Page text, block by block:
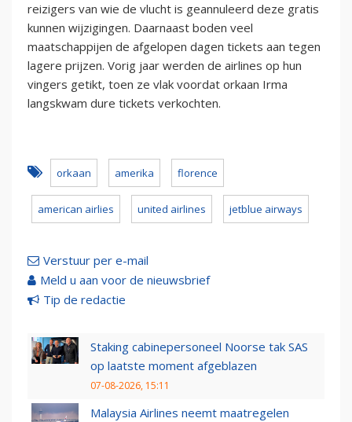
reizigers van wie de vlucht is geannuleerd deze gratis
kunnen wijzigingen. Daarnaast boden veel
maatschappijen de afgelopen dagen tickets aan tegen
lagere prijzen. Vorig jaar werden de airlines op hun
vingers getikt, toen ze vlak voordat orkaan Irma
langskwam dure tickets verkochten.
orkaan amerika florence
american airlies united airlines jetblue airways
Verstuur per e-mail
Meld u aan voor de nieuwsbrief
Tip de redactie
Staking cabinepersoneel Noorse tak SAS
op laatste moment afgeblazen
07-08-2026, 15:11
Malaysia Airlines neemt maatregelen